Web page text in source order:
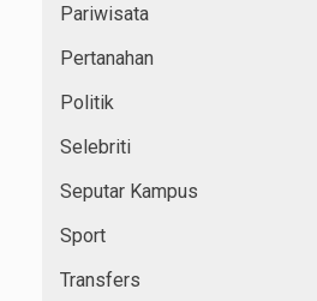
Pariwisata
Pertanahan
Politik
Selebriti
Seputar Kampus
Sport
Transfers